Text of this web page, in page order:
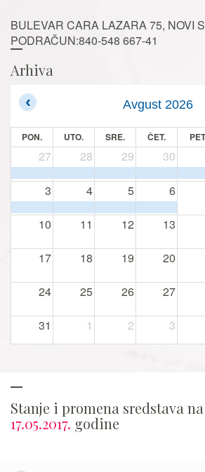
BULEVAR CARA LAZARA 75, NOVI
PODRAČUN:840-548 667-41
Arhiva
Avgust 2026
PON. UTO. SRE. ČET.
27 28 29 30
3 4 5 6
10 11 12 13
17 18 19 20
24 25 26 27
31 1 2 3
Stanje i promena sredstava
17.05.2017. godine